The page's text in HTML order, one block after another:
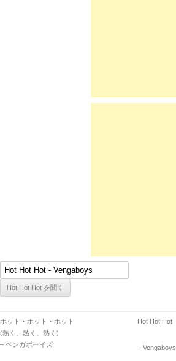
ホット・ホット・ホット
(熱く、熱く、熱く)
– ベンガボーイズ
Hot Hot Hot
– Vengaboys